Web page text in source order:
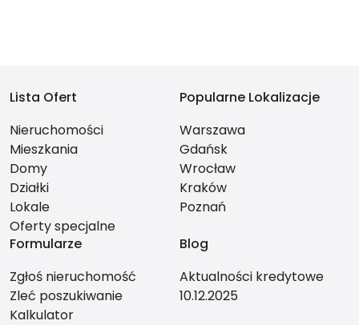
Lista Ofert
Nieruchomości
Mieszkania
Domy
Działki
Lokale
Oferty specjalne
Popularne Lokalizacje
Warszawa
Gdańsk
Wrocław
Kraków
Poznań
Formularze
Zgłoś nieruchomość
Zleć poszukiwanie
Kalkulator
Blog
Aktualności kredytowe
10.12.2025